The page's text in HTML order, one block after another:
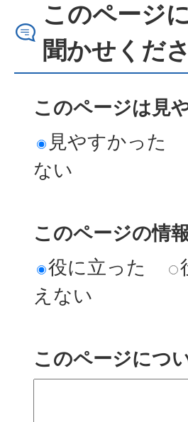
このページ
聞かせくださ
このページは見
見やすかった
ない
このページの情
役に立った
えない
このページにつ